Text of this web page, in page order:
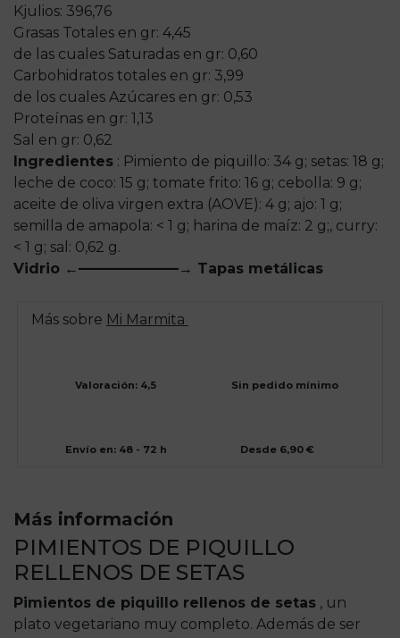
Kjulios: 396,76
Grasas Totales en gr: 4,45
de las cuales Saturadas en gr: 0,60
Carbohidratos totales en gr: 3,99
de los cuales Azúcares en gr: 0,53
Proteínas en gr: 1,13
Sal en gr: 0,62
Ingredientes : Pimiento de piquillo: 34 g; setas: 18 g;
leche de coco: 15 g; tomate frito: 16 g; cebolla: 9 g;
aceite de oliva virgen extra (AOVE): 4 g; ajo: 1 g;
semilla de amapola: < 1 g; harina de maíz: 2 g;, curry:
< 1 g; sal: 0,62 g.
Vidrio ←———————→ Tapas metálicas
Más sobre Mi Marmita
Valoración: 4,5 Sin pedido mínimo
Envío en: 48 - 72 h Desde 6,90 €
Más información
PIMIENTOS DE PIQUILLO
RELLENOS DE SETAS
Pimientos de piquillo rellenos de setas , un
plato vegetariano muy completo. Además de ser